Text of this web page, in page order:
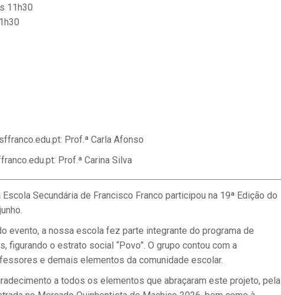
11h30
Prof.ª Carla Afonso
Prof.ª Carina Silva
Secundária de Francisco Franco participou na 19ª Edição do
evento, a nossa escola fez parte integrante do programa de
figurando o estrato social “Povo”. O grupo contou com a
e demais elementos da comunidade escolar.
a todos os elementos que abraçaram este projeto, pela